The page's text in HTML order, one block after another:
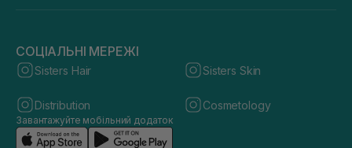
СОЦІАЛЬНІ МЕРЕЖІ
Sisters Hair Sisters Skin
Distribution Cosmetology
Завантажуйте мобільний додаток